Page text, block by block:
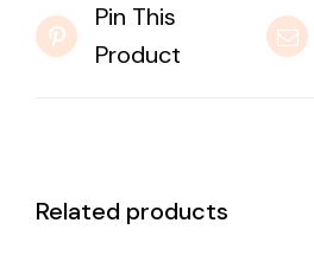
Pin This
Product
Related products